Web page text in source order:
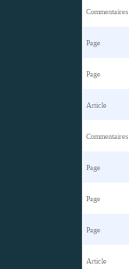
Commentaires
Page
Page
Article
Commentaires
Page
Page
Page
Article